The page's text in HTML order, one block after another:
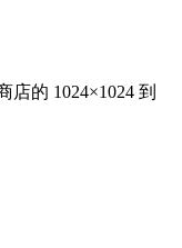
的 1024×1024 到